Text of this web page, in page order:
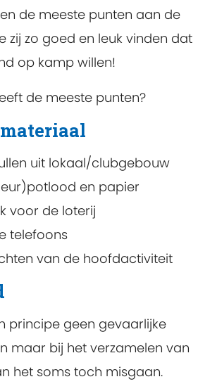
de meeste punten aan de
zij zo goed en leuk vinden dat
op kamp willen!
de meeste punten?
uit lokaal/clubgebouw
en papier
voor de loterij
telefoons
van de hoofdactiviteit
principe geen gevaarlijke
maar bij het verzamelen van
het soms toch misgaan.